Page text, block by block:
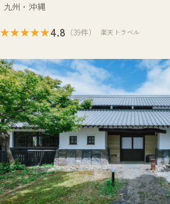
九州・沖縄
★★★★★4.8 （39件） 楽天トラベル